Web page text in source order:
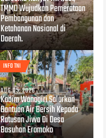
TMMD Wujudkan Pemerataan
Pembangunan dan
Ketahanan Nasional di
Daerah.
INFO TNI
AUG 05, 2026
Kodim Wonogiri Salurkan
Bantuan Air Bersih Kepada
Ratusan Jiwa Di Desa
Basuhan Eromoko